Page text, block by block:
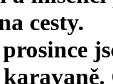
cesty.